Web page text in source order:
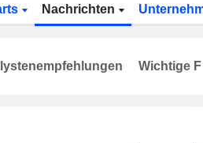
Nachrichten
Wichtige